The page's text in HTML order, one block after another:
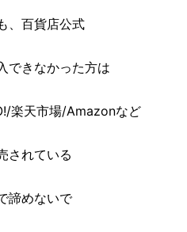
、百貨店公式
できなかった方は
楽天市場/Amazonなど
されている
諦めないで